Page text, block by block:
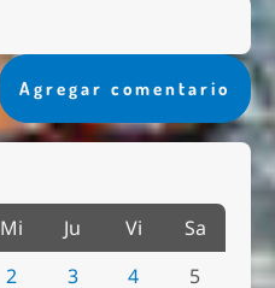
Agregar comentario
Mi Ju Vi
Sa
2 3 4
5